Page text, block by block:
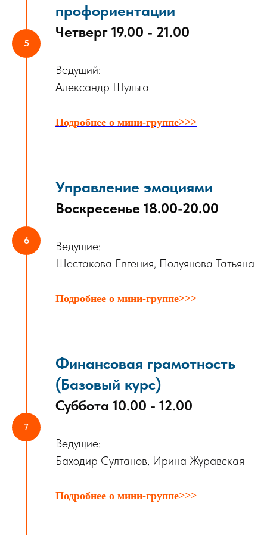
профориентации
Четверг 19.00 - 21.00
Ведущий:
Александр Шульга
Подробнее о мини-группе>>>
Управление эмоциями
Воскресенье 18.00-20.00
Ведущие:
Шестакова Евгения, Полуянова Татьяна
Подробнее о мини-группе>>>
Финансовая грамотность
(Базовый курс)
Суббота 10.00 - 12.00
Ведущие:
Баходир Султанов, Ирина Журавская
Подробнее о мини-группе>>>